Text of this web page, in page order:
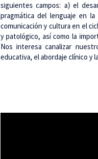
siguientes campos: a) el
pragmática del lenguaje en
comunicación y cultura en el
y patológico, así como la
Nos interesa canalizar
educativa, el abordaje clínico y